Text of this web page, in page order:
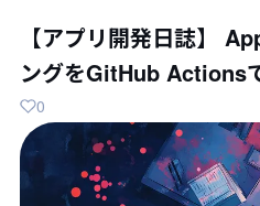
【アプリ開発日誌】
ングをGitHub Actions
0